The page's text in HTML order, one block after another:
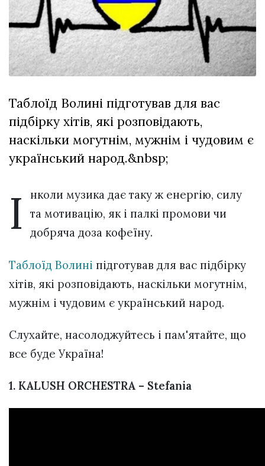
залишив у
Луцьку
три...
27 Липня 2026
738 переглядів
Всі розділи
Лайф
Афіша
ZONE 18+
Політика конфіденційності
Таблоїд Волині підготував для вас
підбірку хітів, які розповідають,
наскільки могутнім, мужнім і чудовим є
український народ.&nbsp;
І
нколи музика дає таку ж енергію, силу
та мотивацію, як і палкі промови чи
добряча доза кофеїну.
Таблоїд Волині підготував для вас підбірку
хітів, які розповідають, наскільки могутнім,
мужнім і чудовим є український народ.
Слухайте, насолоджуйтесь і пам'ятайте, що
все буде Україна!
1. KALUSH ORCHESTRA – Stefania